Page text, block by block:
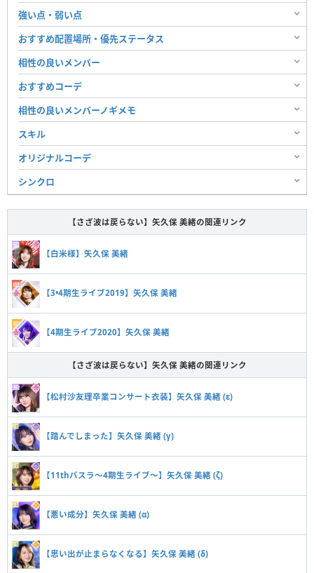
強い点・弱い点
おすすめ配置場所・優先ステータス
相性の良いメンバー
おすすめコーデ
相性の良いメンバーノギメモ
スキル
オリジナルコーデ
シンクロ
【さざ波は戻らない】矢久保 美緒の関連リンク
【白米様】矢久保 美緒
【3•4期生ライブ2019】矢久保 美緒
【4期生ライブ2020】矢久保 美緒
【さざ波は戻らない】矢久保 美緒の関連リンク
【松村沙友理卒業コンサート衣装】矢久保 美緒 (ε)
【踏んでしまった】矢久保 美緒 (γ)
【11thバスラ〜4期生ライブ〜】矢久保 美緒 (ζ)
【悪い成分】矢久保 美緒 (α)
【思い出が止まらなくなる】矢久保 美緒 (δ)